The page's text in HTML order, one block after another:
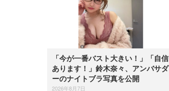
「今が一番バスト大きい！」「自信
あります！」鈴木奈々、アンバサダ
ーのナイトブラ写真を公開
2026年8月7日